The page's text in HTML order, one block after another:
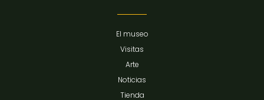
El museo
Visitas
Arte
Noticias
Tienda